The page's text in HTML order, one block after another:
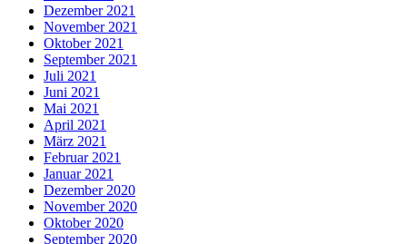
Dezember 2021
November 2021
Oktober 2021
September 2021
Juli 2021
Juni 2021
Mai 2021
April 2021
März 2021
Februar 2021
Januar 2021
Dezember 2020
November 2020
Oktober 2020
September 2020